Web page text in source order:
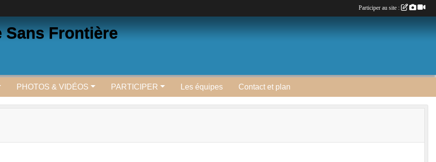
Frontière
PHOTOS & VIDÉOS PARTICIPER Les équipes Contact et plan
Participer au site :